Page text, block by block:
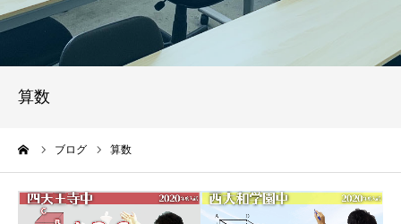
算数
ブログ 算数
模試
お問い合わせ